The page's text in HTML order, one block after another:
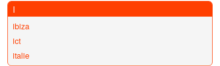
I
ibiza
ict
italie